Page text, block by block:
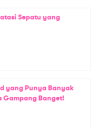
Sepatu yang
yang Punya Banyak
Gampang Banget!